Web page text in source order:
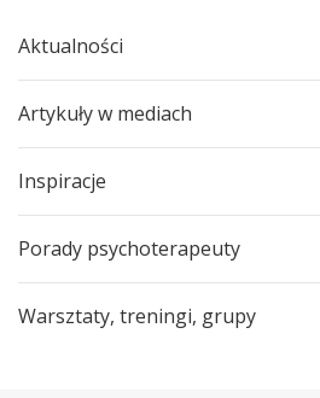
Aktualności
Artykuły w mediach
Inspiracje
Porady psychoterapeuty
Warsztaty, treningi, grupy